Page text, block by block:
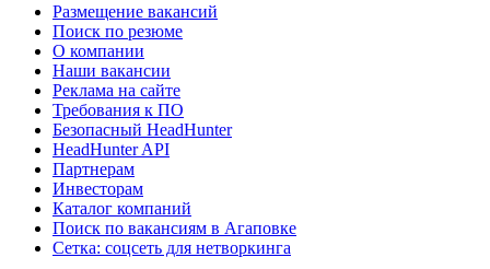
Размещение вакансий
Поиск по резюме
О компании
Наши вакансии
Реклама на сайте
Требования к ПО
Безопасный HeadHunter
HeadHunter API
Партнерам
Инвесторам
Каталог компаний
Поиск по вакансиям в Агаповке
Сетка: соцсеть для нетворкинга